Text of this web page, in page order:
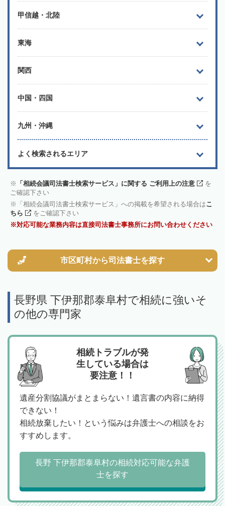
甲信越・北陸
東海
関西
中国・四国
九州・沖縄
よく検索されるエリア
「相続会議司法書士検索サービス」に関する ご利用上の注意
を
ご確認下さい
「相続会議司法書士検索サービス」への掲載を希望される場合はこ
ちら
をご確認下さい
対応可能な業務内容は直接司法書士事務所にお問い合わせください
市区町村から司法書士を探す
長野県 下伊那郡泰阜村で相続に強いそ
の他の専門家
相続トラブルが発
生している場合は
要注意！！
遺産分割協議がまとまらない！遺言書の内容に納得
できない！
相続放棄したい！という悩みは弁護士への相談をお
すすめします。
長野 下伊那郡泰阜村の相続対応可能な弁護
士を探す